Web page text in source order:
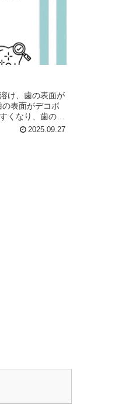
け、歯の表面が
くなり、歯の黄
2025.09.27